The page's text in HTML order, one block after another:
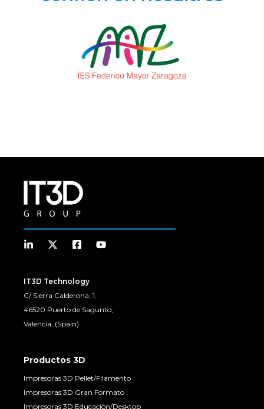
IT3D Technology
C/ Sierra Calderona, 1.
46520 Puerto de Sagunto,
Valencia, (Spain)
Productos 3D
Impresoras 3D Pellet/Filamento
Impresoras 3D Gran Formato
Impresoras 3D Educación/Desktop